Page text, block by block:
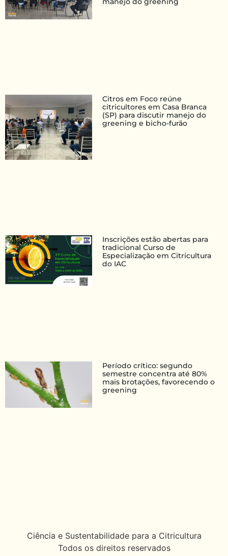
Citros em Foco reúne
citricultores em Casa Branca
(SP) para discutir manejo do
greening e bicho-furão
Inscrições estão abertas para
tradicional Curso de
Especialização em Citricultura
do IAC
Período crítico: segundo
semestre concentra até 80%
mais brotações, favorecendo o
greening
Ciência e Sustentabilidade para a Citricultura
Todos os direitos reservados